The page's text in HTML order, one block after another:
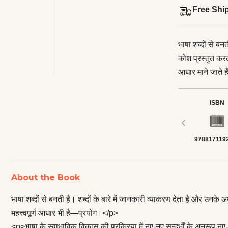
Free
भाषा शब्दों से
कोश प्रस्तुत
आधार माने जाते
रहते हैं।
निहित है कि
फलस्वरूप ही
वाणी को उनसे
द्वारा प्रस्तुत
हैं। आधुनिक
‹
ISBN
About the Book
भाषा शब्दों से बनती है। शब्दों के बारे में जानकारी व्याकरण देता है और
महत्त्वपूर्ण आधार भी है—प्रयोग।</p>